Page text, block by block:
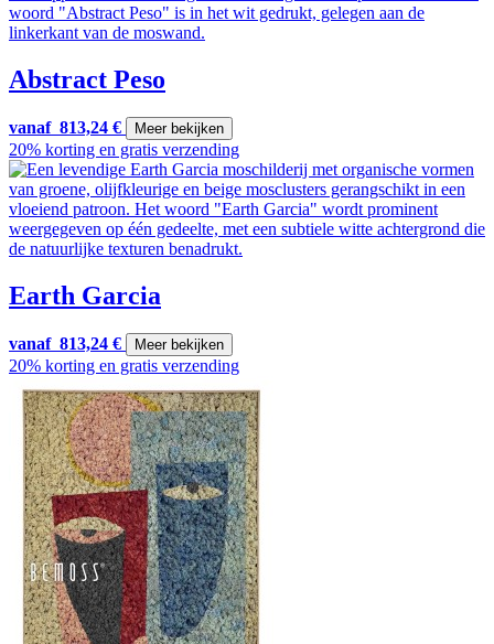
Abstract Peso
vanaf 813,24 € Meer bekijken
20% korting en gratis verzending
Earth Garcia
vanaf 813,24 € Meer bekijken
20% korting en gratis verzending